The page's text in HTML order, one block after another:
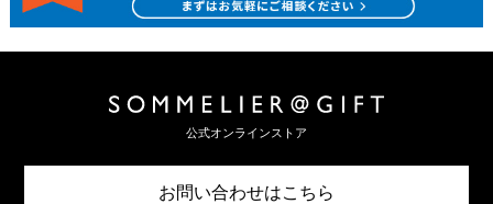
公式オンラインストア
お問い合わせはこちら